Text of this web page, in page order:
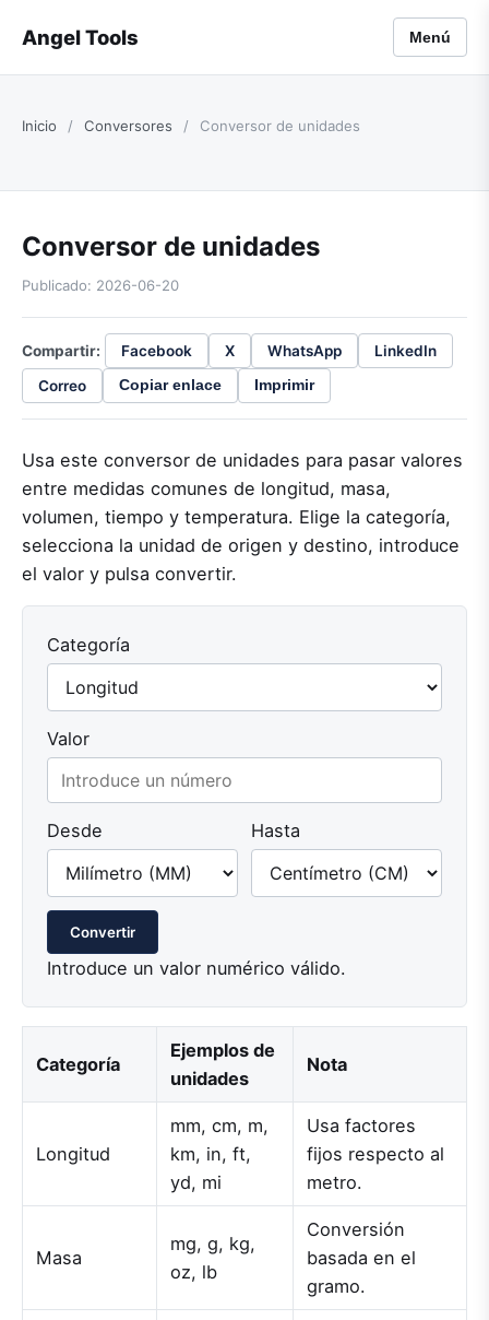
Angel Tools Menú
Inicio / Conversores / Conversor de unidades
Conversor de unidades
Publicado: 2026-06-20
Compartir: Facebook X WhatsApp
LinkedIn
Correo
Copiar enlace Imprimir
Usa este conversor de unidades para pasar valores
entre medidas comunes de longitud, masa,
volumen, tiempo y temperatura. Elige la categoría,
selecciona la unidad de origen y destino, introduce
el valor y pulsa convertir.
Categoría
Valor
Desde Hasta
Convertir
Introduce un valor numérico válido.
Categoría
Ejemplos de
unidades
Nota
Longitud
mm, cm, m,
km, in, ft,
yd, mi
Usa factores
fijos respecto al
metro.
Masa
mg, g, kg,
oz, lb
Conversión
basada en el
gramo.